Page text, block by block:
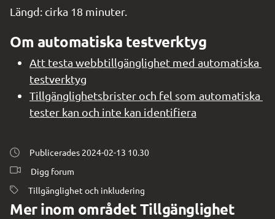
Längd: cirka 18 minuter.
Om automatiska testverktyg
Att testa webbtillgänglighet med automatiska
testverktyg
Tillgänglighetsbrister och fel som automatiska
tester kan och inte kan identifiera
Publicerades 2024-02-13 10.30
Digg forum
Tillgänglighet och inkludering
Mer inom området Tillgänglighet